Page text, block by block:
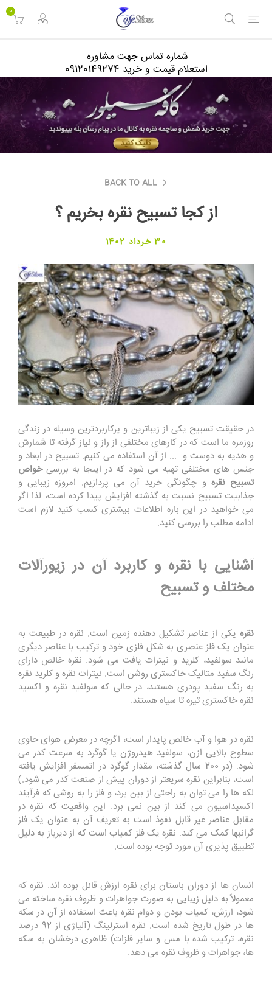
0
شماره تماس جهت مشاوره
استعلام قیمت و خرید 09120149274
BACK TO ALL
از کجا تسبیح نقره بخریم ؟
30 خرداد 1402
در حقیقت تسبیح یکی از زیباترین و پرکاربردترین وسیله در زندگی
روزمره ما است که در کارهای مختلفی از راز و نیاز گرفته تا شمارش
و هدیه به دوست و ... از آن استفاده می کنیم. تسبیح در ابعاد و
جنس های مختلفی تهیه می شود که در اینجا به بررسیخواص
تسبیح نقره و چگونگی خرید آن می پردازیم. امروزه زیبایی و
جذابیت تسبیح نسبت به گذشته افزایش پیدا کرده است، لذا اگر
می خواهید در این باره اطلاعات بیشتری کسب کنید لازم است
ادامه مطلب را بررسی کنید.
آشنایی با نقره و کاربرد آن در زیورآلات
مختلف و تسبیح
نقره یکی از عناصر تشکیل دهنده زمین است. نقره در طبیعت به
عنوان یک فلز عنصری به شکل فلزی خود و ترکیب با عناصر دیگری
مانند سولفید، کلرید و نیترات یافت می شود. نقره خالص دارای
رنگ سفید متالیک خاکستری روشن است. نیترات نقره و کلرید نقره
به رنگ سفید پودری هستند، در حالی که سولفید نقره و اکسید
نقره خاکستری تیره تا سیاه هستند.
نقره در هوا و آب خالص پایدار است، اگرچه در معرض هوای حاوی
سطوح بالایی ازن، سولفید هیدروژن یا گوگرد به سرعت کدر می
شود. (در 200 سال گذشته، مقدار گوگرد در اتمسفر افزایش یافته
است، بنابراین نقره سریعتر از دوران پیش از صنعت کدر می شود.)
لکه ها را می توان به راحتی از بین برد، و فلز را به روشی که فرآیند
اکسیداسیون می کند از بین نمی برد. این واقعیت که نقره در
مقابل عناصر غیر قابل نفوذ است به تعریف آن به عنوان یک فلز
گرانبها کمک می کند. نقره یک فلز کمیاب است که از دیرباز به دلیل
تطبیق پذیری آن مورد توجه بوده است.
انسان ها از دوران باستان برای نقره ارزش قائل بوده اند. نقره که
معمولاً به دلیل زیبایی به صورت جواهرات و ظروف نقره ساخته می
‌شود، ارزش، کمیاب بودن و دوام نقره باعث استفاده از آن در سکه‌
ها در طول تاریخ شده است. نقره استرلینگ (آلیاژی از 92 درصد
نقره، ترکیب شده با مس و سایر فلزات) ظاهری درخشان به سکه
ها، جواهرات و ظروف نقره می دهد.